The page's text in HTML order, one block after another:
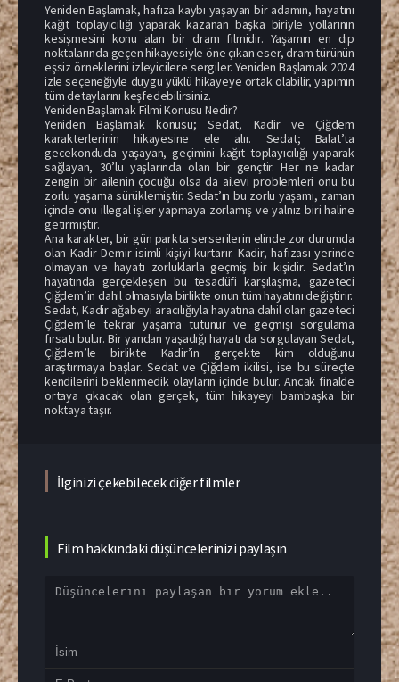
Yeniden Başlamak, hafıza kaybı yaşayan bir adamın, hayatını
kağıt toplayıcılığı yaparak kazanan başka biriyle yollarının
kesişmesini konu alan bir dram filmidir. Yaşamın en dip
noktalarında geçen hikayesiyle öne çıkan eser, dram türünün
eşsiz örneklerini izleyicilere sergiler. Yeniden Başlamak 2024
izle seçeneğiyle duygu yüklü hikayeye ortak olabilir, yapımın
tüm detaylarını keşfedebilirsiniz.
Yeniden Başlamak Filmi Konusu Nedir?
Yeniden Başlamak konusu; Sedat, Kadir ve Çiğdem
karakterlerinin hikayesine ele alır. Sedat; Balat’ta
gecekonduda yaşayan, geçimini kağıt toplayıcılığı yaparak
sağlayan, 30’lu yaşlarında olan bir gençtir. Her ne kadar
zengin bir ailenin çocuğu olsa da ailevi problemleri onu bu
zorlu yaşama sürüklemiştir. Sedat’ın bu zorlu yaşamı, zaman
içinde onu illegal işler yapmaya zorlamış ve yalnız biri haline
getirmiştir.
Ana karakter, bir gün parkta serserilerin elinde zor durumda
olan Kadir Demir isimli kişiyi kurtarır. Kadir, hafızası yerinde
olmayan ve hayatı zorluklarla geçmiş bir kişidir. Sedat’ın
hayatında gerçekleşen bu tesadüfi karşılaşma, gazeteci
Çiğdem’in dahil olmasıyla birlikte onun tüm hayatını değiştirir.
Sedat, Kadir ağabeyi aracılığıyla hayatına dahil olan gazeteci
Çiğdem’le tekrar yaşama tutunur ve geçmişi sorgulama
fırsatı bulur. Bir yandan yaşadığı hayatı da sorgulayan Sedat,
Çiğdem’le birlikte Kadir’in gerçekte kim olduğunu
araştırmaya başlar. Sedat ve Çiğdem ikilisi, ise bu süreçte
kendilerini beklenmedik olayların içinde bulur. Ancak finalde
ortaya çıkacak olan gerçek, tüm hikayeyi bambaşka bir
noktaya taşır.
İlginizi çekebilecek diğer filmler
Film hakkındaki düşüncelerinizi paylaşın